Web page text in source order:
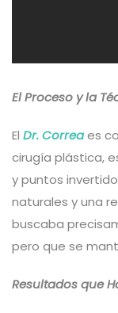
El Proceso y la
El Dr. Correaes
cirugía plástica,
y puntos
naturales y una
buscaba
pero que se
Resultados que